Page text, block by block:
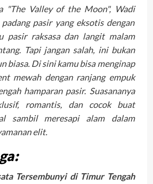
"The Valley of the Moon", Wadi
pasir yang eksotis dengan
pasir raksasa dan langit malam
Tapi jangan salah, ini bukan
biasa. Di sini kamu bisa menginap
mewah dengan ranjang empuk
hamparan pasir. Suasananya
romantis, dan cocok buat
sambil meresapi alam dalam
elit.
Tersembunyi di Timur Tengah